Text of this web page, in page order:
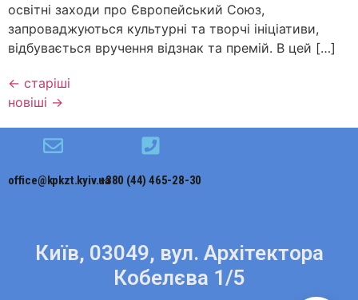
освітні заходи про Європейський Союз,
запроваджуються культурні та творчі ініціативи,
відбувається вручення відзнак та премій. В цей […]
← старіші
новіші →
office@kpkzt.kyiv.ua+380 (44) 465-28-30
Київ, 03049, вул. Архітектора
Кобелєва 1/5